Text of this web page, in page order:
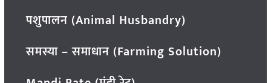
पशुपालन (Animal Husbandry)
समस्या – समाधान (Farming Solution)